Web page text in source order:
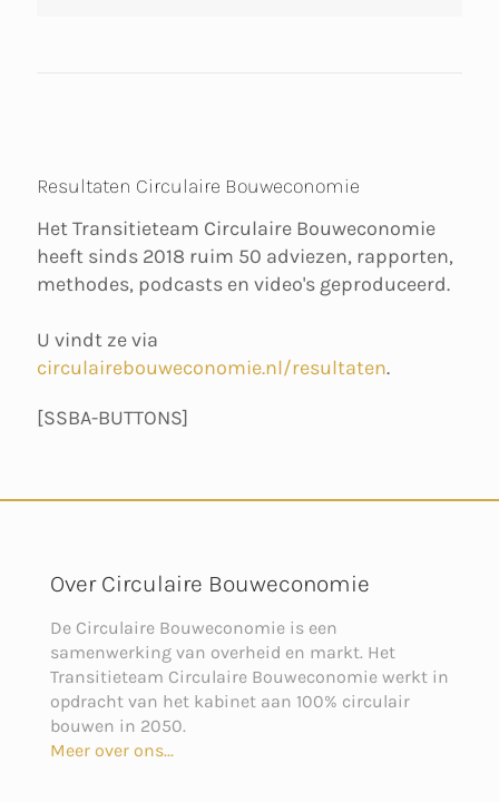
Resultaten Circulaire Bouweconomie
Het Transitieteam Circulaire Bouweconomie
heeft sinds 2018 ruim 50 adviezen, rapporten,
methodes, podcasts en video's geproduceerd.
U vindt ze via
circulairebouweconomie.nl/resultaten.
[SSBA-BUTTONS]
Over Circulaire Bouweconomie
De Circulaire Bouweconomie is een
samenwerking van overheid en markt. Het
Transitieteam Circulaire Bouweconomie werkt in
opdracht van het kabinet aan 100% circulair
bouwen in 2050.
Meer over ons...